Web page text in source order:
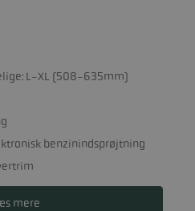
L-XL (508-635mm)
benzinindsprøjtning
mere